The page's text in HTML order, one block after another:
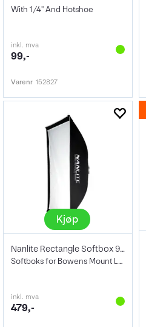
With 1/4'' And Hotshoe
inkl. mva
99,-
Varenr 152827
Kjøp
Nanlite Rectangle Softbox 90x60cm
Softboks for Bowens Mount LED
inkl. mva
479,-